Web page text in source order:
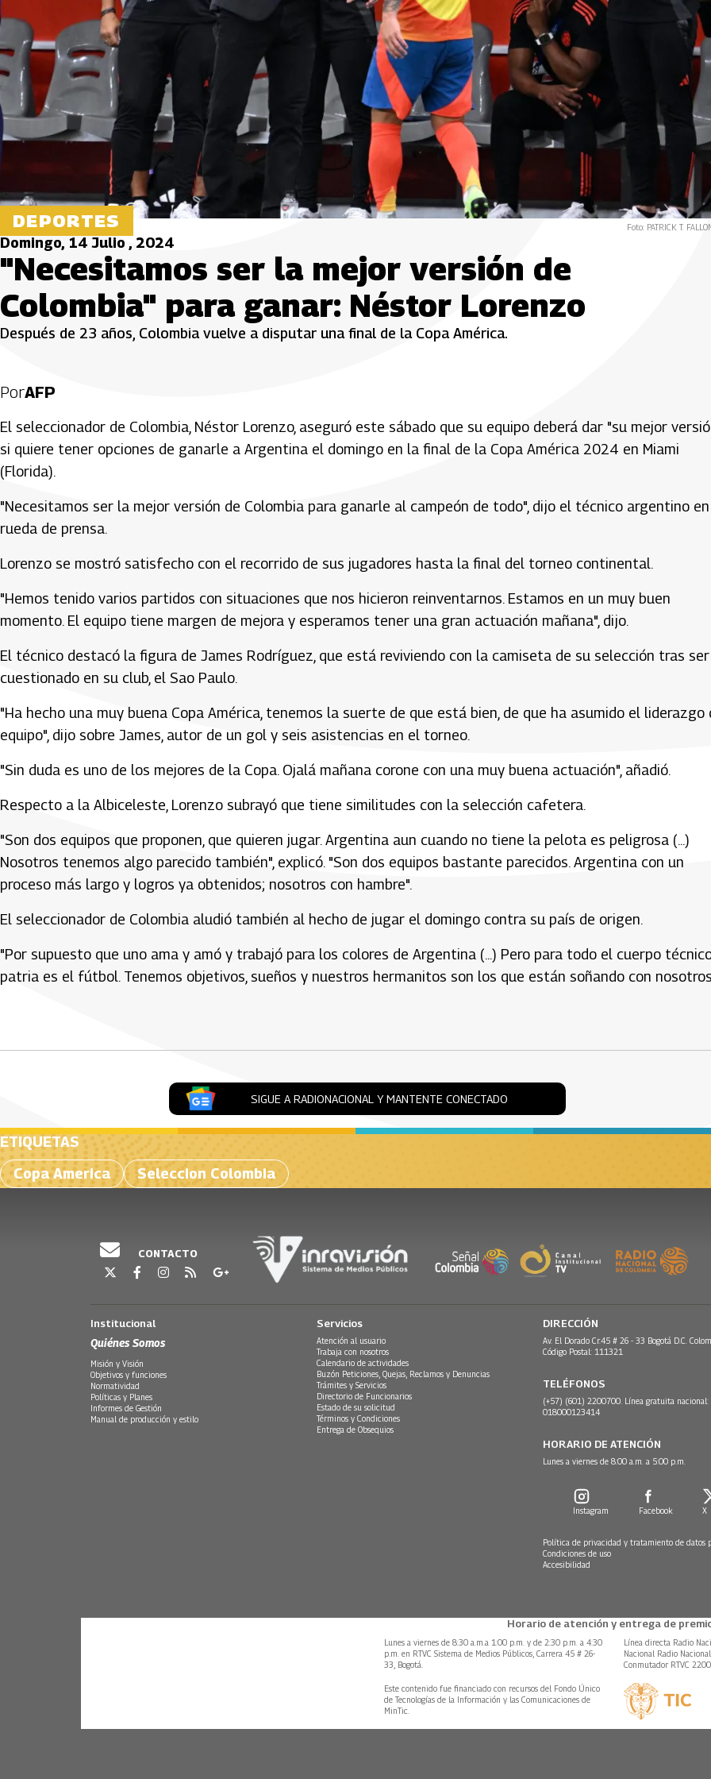
DEPORTES Foto: PATRICK T.
Domingo, 14 Julio , 2024
"Necesitamos ser la mejor versión de
Colombia" para ganar: Néstor Lorenzo
Después de 23 años, Colombia vuelve a disputar una final de la Copa América.
PorAFP
El seleccionador de Colombia, Néstor Lorenzo, aseguró este sábado que su equipo deberá dar "su mejor
si quiere tener opciones de ganarle a Argentina el domingo en la final de la Copa América 2024 en Miami
(Florida).
"Necesitamos ser la mejor versión de Colombia para ganarle al campeón de todo", dijo el técnico argentino en
rueda de prensa.
Lorenzo se mostró satisfecho con el recorrido de sus jugadores hasta la final del torneo continental.
"Hemos tenido varios partidos con situaciones que nos hicieron reinventarnos. Estamos en un muy buen
momento. El equipo tiene margen de mejora y esperamos tener una gran actuación mañana", dijo.
El técnico destacó la figura de James Rodríguez, que está reviviendo con la camiseta de su selección tras ser
cuestionado en su club, el Sao Paulo.
"Ha hecho una muy buena Copa América, tenemos la suerte de que está bien, de que ha asumido el liderazgo
equipo", dijo sobre James, autor de un gol y seis asistencias en el torneo.
"Sin duda es uno de los mejores de la Copa. Ojalá mañana corone con una muy buena actuación", añadió.
Respecto a la Albiceleste, Lorenzo subrayó que tiene similitudes con la selección cafetera.
"Son dos equipos que proponen, que quieren jugar. Argentina aun cuando no tiene la pelota es peligrosa (...)
Nosotros tenemos algo parecido también", explicó. "Son dos equipos bastante parecidos. Argentina con un
proceso más largo y logros ya obtenidos; nosotros con hambre".
El seleccionador de Colombia aludió también al hecho de jugar el domingo contra su país de origen.
"Por supuesto que uno ama y amó y trabajó para los colores de Argentina (...) Pero para todo el cuerpo
patria es el fútbol. Tenemos objetivos, sueños y nuestros hermanitos son los que están soñando con
SIGUE A RADIONACIONAL Y MANTENTE CONECTADO
ETIQUETAS
Copa America
Seleccion Colombia
CONTACTO
Institucional
Quiénes Somos
Misión y Visión
Objetivos y funciones
Normatividad
Políticas y Planes
Informes de Gestión
Manual de producción y estilo
Servicios
Atención al usuario
Trabaja con nosotros
Calendario de actividades
Buzón Peticiones, Quejas, Reclamos y Denuncias
Trámites y Servicios
Directorio de Funcionarios
Estado de su solicitud
Términos y Condiciones
Entrega de Obsequios
DIRECCIÓN
Av. El Dorado Cr.45 # 26 - 33 Bogotá D.C.
Código Postal: 111321
TELÉFONOS
(+57) (601) 2200700. Línea gratuita nacional:
018000123414
HORARIO DE ATENCIÓN
Lunes a viernes de 8:00 a.m. a 5:00 p.m.
Instagram Facebook X
Política de privacidad y tratamiento de datos
Condiciones de uso
Accesibilidad
Horario de atención y entrega de
Lunes a viernes de 8:30 a.m.a 1:00 p.m. y de 2:30 p.m. a 4:30
p.m. en RTVC Sistema de Medios Públicos, Carrera 45 # 26-
33, Bogotá.
Línea directa Radio
Nacional Radio
Conmutador RTVC
Este contenido fue financiado con recursos del Fondo Único
de Tecnologías de la Información y las Comunicaciones de
MinTic.